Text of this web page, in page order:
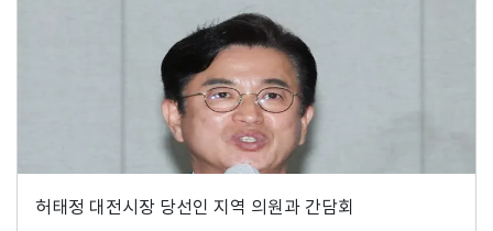
허태정 대전시장 당선인 지역 의원과 간담회